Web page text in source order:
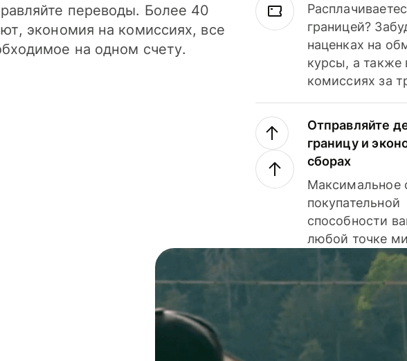
переводы. Более 40
экономия на комиссиях, все
на одном счету.
границей?
наценках на
курсы, а также
комиссиях за
Отправляйте
границу и
сборах
Максимальное
покупательной
способности
любой точке